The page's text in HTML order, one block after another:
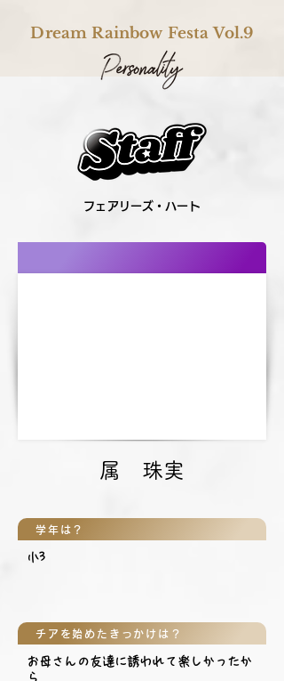
Dream Rainbow Festa Vol.9
フェアリーズ・ハート
属 珠実
学年は？
小3
チアを始めたきっかけは？
お母さんの友達に誘われて楽しかったか
ら